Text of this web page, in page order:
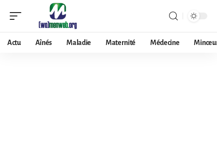
Actu Aînés Maladie Maternité Médecine